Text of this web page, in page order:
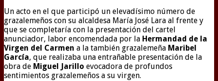
Un acto en el que participó un elevadísimo número de
grazalemeños con su alcaldesa María José Lara al frente y
que se completaría con la presentación del cartel
anunciador, labor encomendada por la Hermandad de la
Virgen del Carmen a la también grazalemeña Maribel
García, que realizaba una entrañable presentación de la
obra de Miguel Jarillo evocadora de profundos
sentimientos grazalemeños a su virgen.